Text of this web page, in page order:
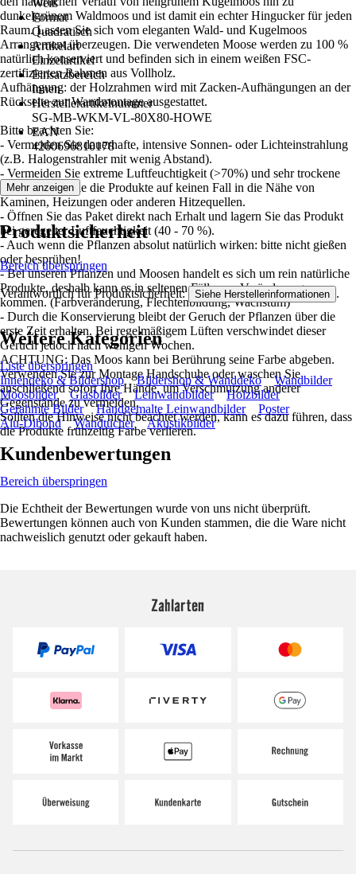
Weiß
Format
Quadratisch
Artikelart
Einzelartikel
Einsatzbereich
Innen
Herstellerartikelnummer
SG-MB-WKM-VL-80X80-HOWE
EAN
4260696810178
dunkelgrünem Waldmoos und ist damit ein echter Hingucker für jeden
Raum. Lassen Sie sich vom eleganten Wald- und Kugelmoos
Arrangement überzeugen. Die verwendeten Moose werden zu 100 %
natürlich konserviert und befinden sich in einem weißen FSC-
zertifizierten Rahmen aus Vollholz.
Aufhängung: der Holzrahmen wird mit Zacken-Aufhängungen an der
Rückseite zur Wandmontage ausgestattet.
Bitte beachten Sie:
- Vermeiden Sie dauerhafte, intensive Sonnen- oder Lichteinstrahlung
(z.B. Halogenstrahler mit wenig Abstand).
- Vermeiden Sie extreme Luftfeuchtigkeit (>70%) und sehr trockene
Luft. Hängen Sie die Produkte auf keinen Fall in die Nähe von
Kaminen, Heizungen oder anderen Hitzequellen.
- Öffnen Sie das Paket direkt nach Erhalt und lagern Sie das Produkt
bei geregelter Luftfeuchtigkeit (40 - 70 %).
- Auch wenn die Pflanzen absolut natürlich wirken: bitte nicht gießen
oder besprühen!
- Bei unseren Pflanzen und Moosen handelt es sich um rein natürliche
Produkte, deshalb kann es in seltenen Fällen zu Veränderungen
kommen. (Farbveränderung, Flechtenbildung, Wachstum)
- Durch die Konservierung bleibt der Geruch der Pflanzen über die
erste Zeit erhalten. Bei regelmäßigem Lüften verschwindet dieser
Geruch jedoch nach wenigen Wochen.
ACHTUNG: Das Moos kann bei Berührung seine Farbe abgeben.
Verwenden Sie zur Montage Handschuhe oder waschen Sie
anschließend sofort Ihre Hände, um Verschmutzung anderer
Gegenstände zu vermeiden.
Sollten die Hinweise nicht beachtet werden, kann es dazu führen, dass
die Produkte frühzeitig Farbe verlieren.
Mehr anzeigen
Produktsicherheit
Bereich überspringen
Verantwortlich für Produktsicherheit: Siehe Herstellerinformationen .
Weitere Kategorien
Liste überspringen
Innendeko & Bildershop
Bildershop & Wanddeko
Wandbilder
Moosbilder
Glasbilder Leinwandbilder
Holzbilder
Gerahmte Bilder
Handgemalte Leinwandbilder
Poster
Alu-Dibond
Wandtücher Akustikbilder
Kundenbewertungen
Bereich überspringen
Die Echtheit der Bewertungen wurde von uns nicht überprüft.
Bewertungen können auch von Kunden stammen, die die Ware nicht
nachweislich genutzt oder gekauft haben.
Zahlarten